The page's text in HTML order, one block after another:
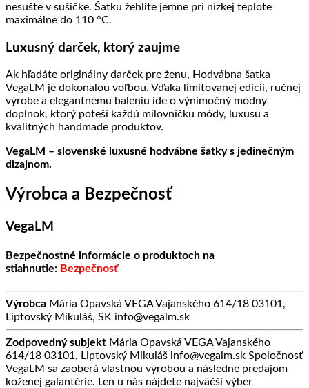
nesušte v sušičke. Šatku žehlite jemne pri nízkej teplote
maximálne do 110 °C.
Luxusný darček, ktorý zaujme
Ak hľadáte originálny darček pre ženu, Hodvábna šatka
VegaLM je dokonalou voľbou. Vďaka limitovanej edícii, ručnej
výrobe a elegantnému baleniu ide o výnimočný módny
doplnok, ktorý poteší každú milovníčku módy, luxusu a
kvalitných handmade produktov.
VegaLM – slovenské luxusné hodvábne šatky s jedinečným
dizajnom.
Výrobca a Bezpečnosť
VegaLM
Bezpečnostné informácie o produktoch na
stiahnutie: Bezpečnosť
Výrobca Mária Opavská VEGA Vajanského 614/18 03101,
Liptovský Mikuláš, SK info@vegalm.sk
Zodpovedný subjekt Mária Opavská VEGA Vajanského
614/18 03101, Liptovský Mikuláš info@vegalm.sk Spoločnosť
VegaLM sa zaoberá vlastnou výrobou a následne predajom
koženej galantérie. Len u nás nájdete najväčší výber